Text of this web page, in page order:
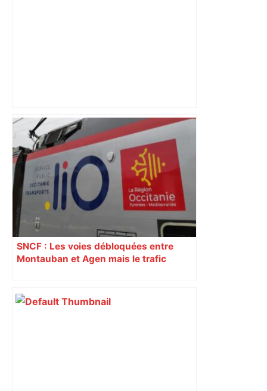
Bilan du marché du logement neuf :
une lueur d'espoir pour l'immobilier à
Toulouse ? – Actu.fr
SNCF : Les voies débloquées entre
Montauban et Agen mais le trafic